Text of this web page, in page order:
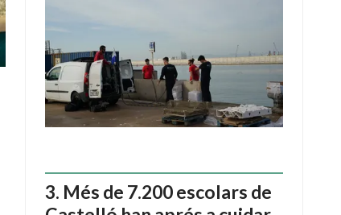
Més de 7.200 escolars de